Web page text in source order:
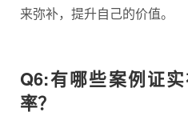
来弥补，提升自己的价值。
Q6:有哪些案例证
率？